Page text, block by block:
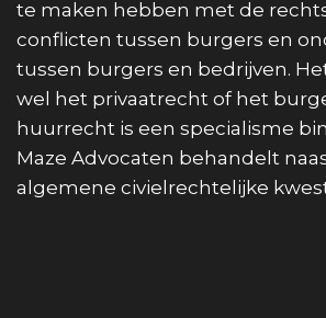
te maken hebben met de
conflicten tussen burgers en
tussen burgers en bedrijven.
wel het privaatrecht of het
huurrecht is een specialisme
Maze Advocaten behandelt
algemene civielrechtelijke